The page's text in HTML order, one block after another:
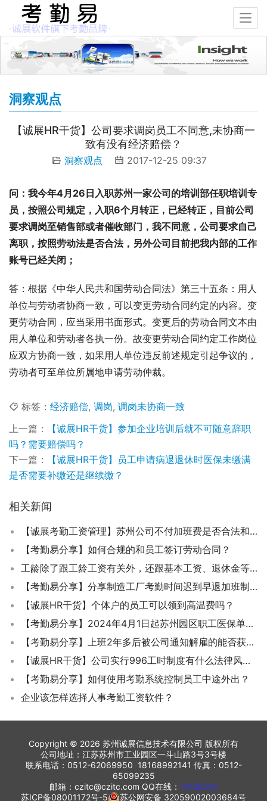
洞察观点
【诚展HR干货】公司要求调岗员工不同意,未协商一
致有没有经济赔偿？
洞察观点 2017-12-25 09:37
问：我今年4月26日入职苏州一家公司的培训部任职培训专
员，按照公司规定，入职6个月转正，已经转正，目前公司
要求调岗至销售部或者催收部门，我不同意，公司要求自己
离职，按照劳动法是否合法，另外公司目前把我内部的工作
账号已经关闭；
答：根据《中华人民共和国劳动合同法》第三十五条：用人
单位与劳动者协商一致，可以变更劳动合同约定的内容。变
更劳动合同，应当采用书面形式。变更后的劳动合同文本由
用人单位和劳动者各执一份。故变更劳动合同约定工作岗位
应双方协商一致，如果用人单位违反前述规定引起争议的，
劳动者可至单位所属地申请劳动仲裁。
标签： 经济赔偿, 调岗, 调岗未协商一致
上一篇：
【诚展HR干货】参加企业培训后就不可随意辞职
吗？需要赔偿吗？
下一篇：
【诚展HR干货】员工申请病退退休时医保未缴满
是否需要补缴还是继续缴？
相关新闻
【诚展考勤工资管理】苏州公司不付加班费是否合法和如何举报？
【考勤易分享】如何合规的和员工签订劳动合同？
工龄除了跟工龄工资有关外，还跟基本工资、退休金等5个方面有关
【考勤易分享】分享制造工厂考勤时间迟到早退加班制度规定
【诚展HR干货】个体户的员工可以领到高温费吗？
【考勤易分享】2024年4月1日起苏州园区职工医保单位缴费费率调整到4%
【考勤易分享】上班2年多后被公司通知解雇的能否获得经济补偿金？
【诚展HR干货】公司实行996工时制度有什么法律风险？
【考勤易分享】如何使用考勤系统控制员工中途外出？
企业该怎样选择人事考勤工资软件？
Copyright © 2026 苏州诚展信息技术有限公司 版权所有
公司地址：江苏苏州市工业园区一斗山路3号3号楼
联系电话：0512-62069950 18168992141 传真：0512-
65099235
邮箱：czitc@czitc.com QQ在线： 19128781
苏ICP备08001172号-5
苏公网安备 32059002003684号